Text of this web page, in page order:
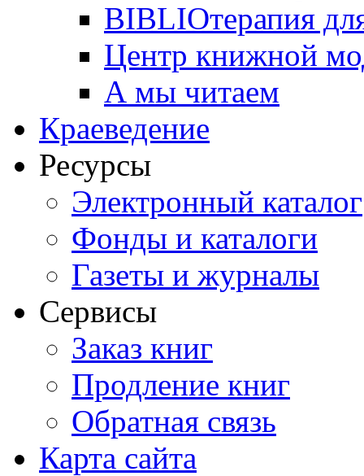
BIBLIOтерапия
Центр книжной
А мы читаем
Краеведение
Ресурсы
Электронный каталог
Фонды и каталоги
Газеты и журналы
Сервисы
Заказ книг
Продление книг
Обратная связь
Карта сайта